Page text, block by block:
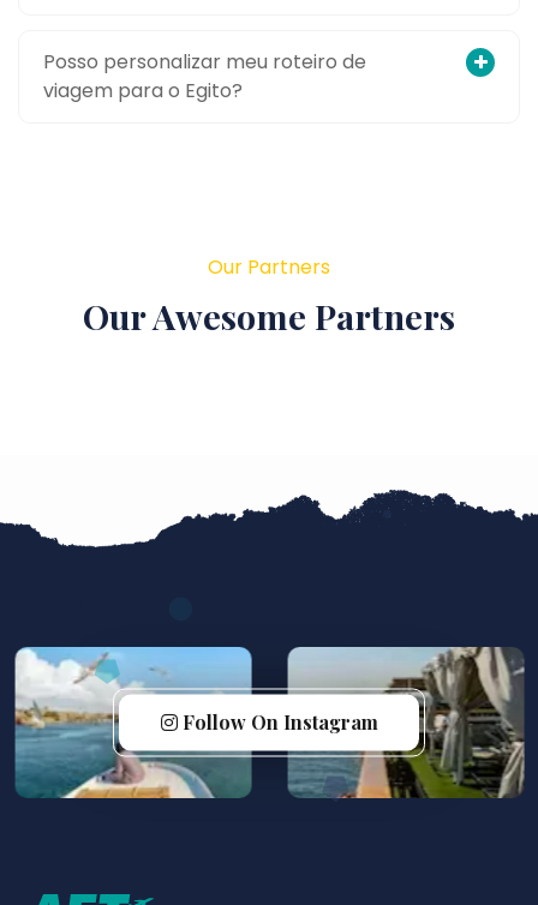
Posso personalizar meu roteiro de
viagem para o Egito?
Our Partners
Our Awesome Partners
Follow On Instagram